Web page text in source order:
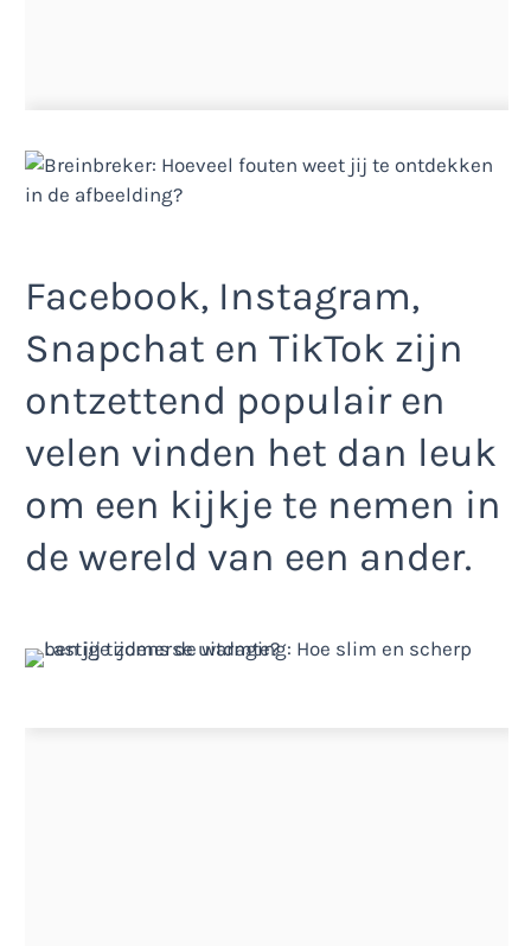
Facebook, Instagram,
Snapchat en TikTok zijn
ontzettend populair en
velen vinden het dan leuk
om een kijkje te nemen in
de wereld van een ander.